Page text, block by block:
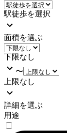
駅徒歩を選択
面積を選ぶ
下限なし
〜
上限なし
詳細を選ぶ
用途